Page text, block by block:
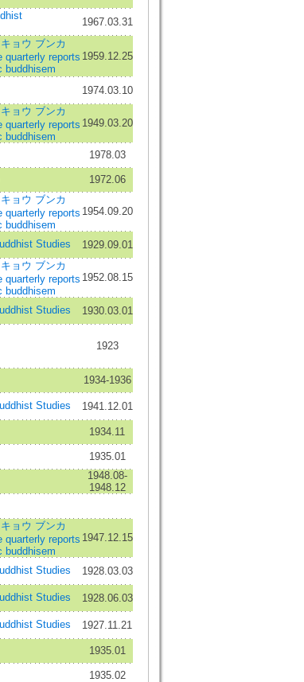
1967.03.31
ョウ ブンカ
quarterly reports
buddhisem
1959.12.25
1974.03.10
ョウ ブンカ
quarterly reports
buddhisem
1949.03.20
1978.03
1972.06
ョウ ブンカ
quarterly reports
buddhisem
1954.09.20
Studies 1929.09.01
ョウ ブンカ
quarterly reports
buddhisem
1952.08.15
Studies 1930.03.01
1923
1934-1936
Studies 1941.12.01
1934.11
1935.01
1948.08-
1948.12
ョウ ブンカ
quarterly reports
buddhisem
1947.12.15
Studies 1928.03.03
Studies 1928.06.03
Studies 1927.11.21
1935.01
1935.02